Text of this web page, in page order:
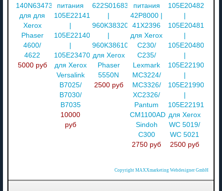
140N63473
для для
Xerox
Phaser
4600/
4622
5000 руб
питания
105E22141
|
105E22140
|
105E23470
для Xerox
Versalink
B7025/
B7030/
B7035
10000
руб
622S01683
|
960K38320
|
960K38610
для Xerox
Phaser
5550N
2500 руб
питания
42P8000 |
41X2396
для Xerox
C230/
C235/
Lexmark
MC3224/
MC3326/
XC2326/
Pantum
CM1100ADW/
Sindoh
C300
2750 руб
105E20482
|
105E20481
|
105E20480
|
105E22190
|
105E21990
|
105E22191
для Xerox
WC 5019/
WC 5021
2500 руб
Copyright MAXXmarketing Webdesigner GmbH